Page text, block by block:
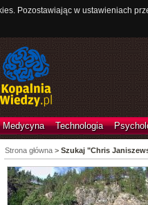
Pozostawiając w ustawieniach
Medycyna Technologia
Strona główna> Szukaj "Chris